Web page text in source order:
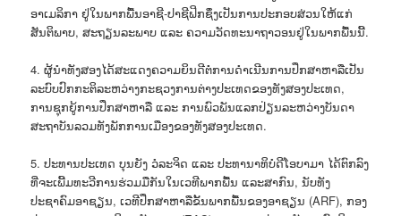
ອາເມລິກາ ຢູ່ໃນພາກພື້ນອາຊີ-ປາຊີຟິກຊຶ່ງເປັນການປະກອບສ່ວນໃຫ້ແກ່
ສັນຕິພາບ, ສະຖຽນລະພາບ ແລະ ຄວາມວັດທະນາຖາວອນຢູ່ໃນພາກພື້ນນີ້.
4. ຜູ້ນຳທັງສອງໄດ້ສະແດງຄວາມຍິນດີຕໍ່ການດຳເນີນການປຶກສາຫາລືເປັນ
ລະບົບປົກກະຕິລະຫວ່າງກະຊວງການຕ່າງປະເທດຂອງທັງສອງປະເທດ,
ການຊຸກຍູ້ການປຶກສາຫາລື ແລະ ການພົວພັນແລກປ່ຽນລະຫວ່າງບັນດາ
ສະຖາບັນລວມທັງພັກການເມືອງຂອງທັງສອງປະເທດ.
5. ປະທານປະເທດ ບຸນຍັງ ວໍລະຈິດ ແລະ ປະທານາທິບໍດີໂອບາມາ ໄດ້ຕົກລົງ
ທີ່ຈະເພີ້ມທະວີການຮ່ວມມືກັນໃນເວທີພາກພື້ນ ແລະສາກົນ, ນັບທັງ
ປະຊາຄົມອາຊຽນ, ເວທີປຶກສາຫາລືຂັ້ນພາກພື້ນຂອງອາຊຽນ (ARF), ກອງ